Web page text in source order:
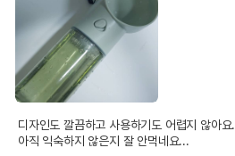
디자인도 깔끔하고 사용하기도 어렵지 않아요.
아직 익숙하지 않은지 잘 안먹네요...